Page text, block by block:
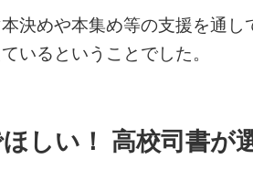
決めや本集め等の支援を通し
いるということでした。
しい！ 高校司書が